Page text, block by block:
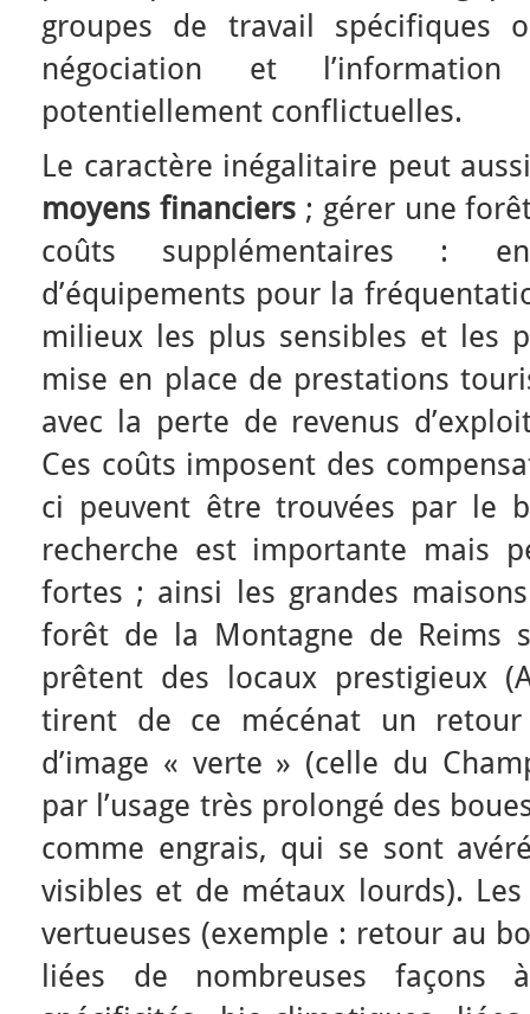
groupes de travail spécifiques
négociation et
potentiellement conflictuelles.
Le caractère inégalitaire peut
moyens financiers; gérer une
coûts supplémentaires :
d’équipements pour la
milieux les plus sensibles et les
mise en place de prestations
avec la perte de revenus
Ces coûts imposent des
ci peuvent être trouvées par le
recherche est importante mais
fortes ; ainsi les grandes
forêt de la Montagne de Reims
prêtent des locaux prestigieux
tirent de ce mécénat un retour
d’image « verte » (celle du
par l’usage très prolongé des
comme engrais, qui se sont
visibles et de métaux lourds).
vertueuses (exemple : retour au
liées de nombreuses